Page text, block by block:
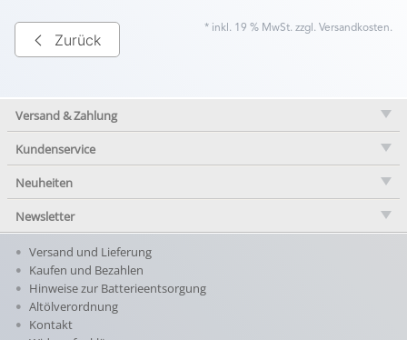
Zurück
* inkl. 19 % MwSt. zzgl. Versandkosten.
Versand & Zahlung
Kundenservice
Neuheiten
Newsletter
Versand und Lieferung
Kaufen und Bezahlen
Hinweise zur Batterieentsorgung
Altölverordnung
Kontakt